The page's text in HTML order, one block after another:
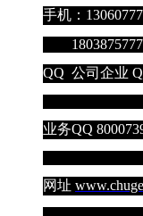
手机：
QQ 公司企业
业务QQ
网址